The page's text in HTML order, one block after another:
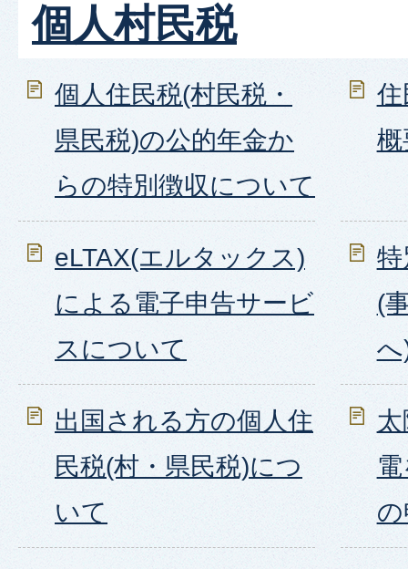
個人村民税
個人住民税(村民税・
県民税)の公的年金か
らの特別徴収について
住
概
eLTAX(エルタックス)
による電子申告サービ
スについて
(
へ
出国される方の個人住
民税(村・県民税)につ
いて